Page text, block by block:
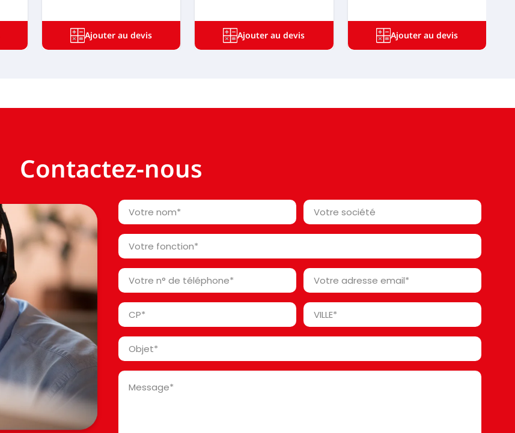
Ajouter au devis Ajouter au devis Ajouter au devis
Contactez-nous
Votre
nom
*
Votre
société*
*
Votre
fonction
*
Votre
n°
de
téléphone
Votre
adresse
email
Code
Postal
*
Ville
*
Objet
*
Message